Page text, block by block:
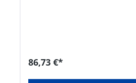
86,73 €*